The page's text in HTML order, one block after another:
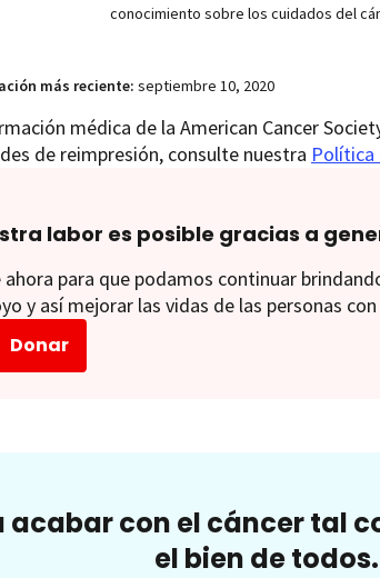
conocimiento sobre los cuidados del
más reciente: septiembre 10, 2020
médica de la American Cancer
de reimpresión, consulte nuestra Política
labor es posible gracias a
ahora para que podamos continuar
y así mejorar las vidas de las personas
Donar
acabar con el cáncer tal
el bien de todos.